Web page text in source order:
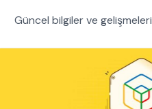
Güncel bilgiler ve gelişmeleri